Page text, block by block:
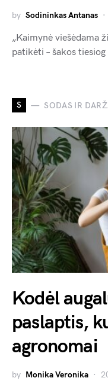
by Sodininkas Antanas
„Kaimynė viešėdama
patikėti – šakos
S SODAS IR
Kodėl
paslaptis,
agronomai
by Monika Veronika